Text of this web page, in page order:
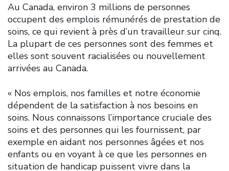
Au Canada, environ 3 millions de personnes
occupent des emplois rémunérés de prestation de
soins, ce qui revient à près d’un travailleur sur cinq.
La plupart de ces personnes sont des femmes et
elles sont souvent racialisées ou nouvellement
arrivées au Canada.
« Nos emplois, nos familles et notre économie
dépendent de la satisfaction à nos besoins en
soins. Nous connaissons l’importance cruciale des
soins et des personnes qui les fournissent, par
exemple en aidant nos personnes âgées et nos
enfants ou en voyant à ce que les personnes en
situation de handicap puissent vivre dans la